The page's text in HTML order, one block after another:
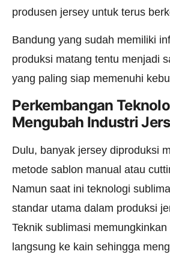
produsen jersey untuk terus
Bandung yang sudah memiliki
produksi matang tentu menjadi
yang paling siap memenuhi
Perkembangan
Mengubah Industri
Dulu, banyak jersey diproduksi
metode sablon manual atau
Namun saat ini teknologi
standar utama dalam produksi
Teknik sublimasi
langsung ke kain sehingga